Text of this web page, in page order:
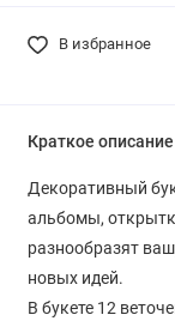
В избранное
Краткое описание
Декоративный
альбомы,
разнообразят
новых идей.
В букете 12